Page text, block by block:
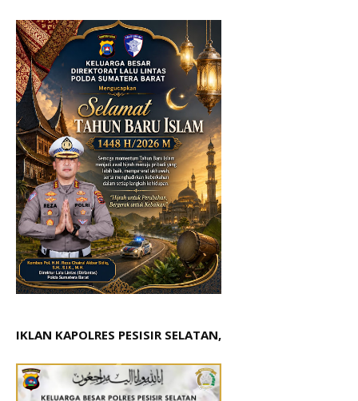
IKLAN KAPOLRES PESISIR SELATAN,